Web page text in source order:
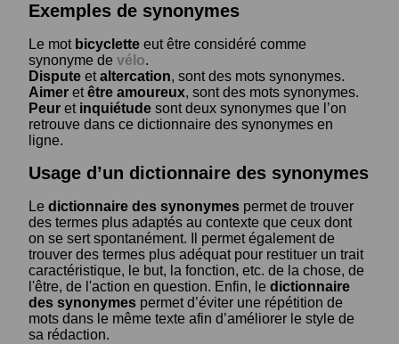
Exemples de synonymes
Le mot bicyclette eut être considéré comme
synonyme de vélo.
Dispute etaltercation, sont des mots synonymes.
Aimer etêtre amoureux, sont des mots synonymes.
Peur et inquiétude sont deux synonymes que l’on
retrouve dans ce dictionnaire des synonymes en
ligne.
Usage d’un dictionnaire des synonymes
Le dictionnaire des synonymes permet de trouver
des termes plus adaptés au contexte que ceux dont
on se sert spontanément. Il permet également de
trouver des termes plus adéquat pour restituer un trait
caractéristique, le but, la fonction, etc. de la chose, de
l'être, de l'action en question. Enfin, le dictionnaire
des synonymes permet d’éviter une répétition de
mots dans le même texte afin d’améliorer le style de
sa rédaction.